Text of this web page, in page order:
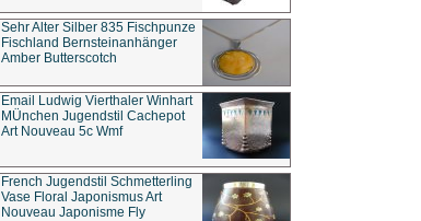
Sehr Alter Silber 835 Fischpunze
Fischland Bernsteinanhänger
Amber Butterscotch
Email Ludwig Vierthaler Winhart
MÜnchen Jugendstil Cachepot
Art Nouveau 5c Wmf
French Jugendstil Schmetterling
Vase Floral Japonismus Art
Nouveau Japonisme Fly